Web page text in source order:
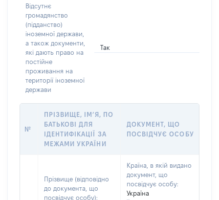
Відсутнє
громадянство
(підданство)
іноземної держави,
а також документи,
які дають право на
постійне
проживання на
території іноземної
держави
Так
№
ПРІЗВИЩЕ, ІМ’Я, ПО
БАТЬКОВІ ДЛЯ
ІДЕНТИФІКАЦІЇ ЗА
МЕЖАМИ УКРАЇНИ
ДОКУМЕНТ, ЩО
ПОСВІДЧУЄ ОСОБУ
Прізвище (відповідно
до документа, що
посвідчує особу):
Країна, в якій видано
документ, що
посвідчує особу:
Україна